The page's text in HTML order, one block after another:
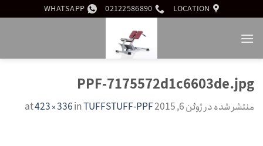
to
content
LOCATION
02122586890
WHATSAPP
PPF-7175572d1c6603de.jpg
منتشر شده درژوئن 6, 2015 423 × 336inTUFFSTUFF-PPF